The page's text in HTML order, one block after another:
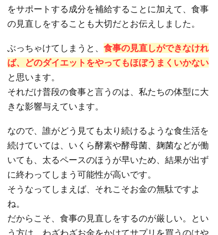
をサポートする成分を補給することに加えて、食事
の見直しをすることも大切だとお伝えしました。
ぶっちゃけてしまうと、 食事の見直しができなけれ
ば、どのダイエットをやってもほぼうまくいかない
と思います。
それだけ普段の食事と言うのは、私たちの体型に大
きな影響与えています。
なので、誰がどう見ても太り続けるような食生活を
続けていては、いくら酵素や酵母菌、麹菌などが働
いても、太るペースのほうが早いため、結果が出ず
に終わってしまう可能性が高いです。
そうなってしまえば、それこそお金の無駄ですよ
ね。
だからこそ、食事の見直しをするのが厳しい。とい
う方は、わざわざお金をかけてサプリを買うのはや